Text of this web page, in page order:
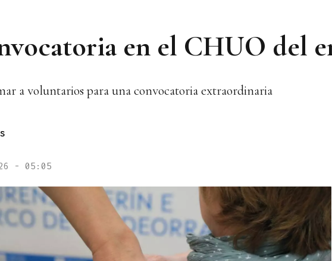
en el CHUO del
a voluntarios para una convocatoria extraordinaria
- 05:05